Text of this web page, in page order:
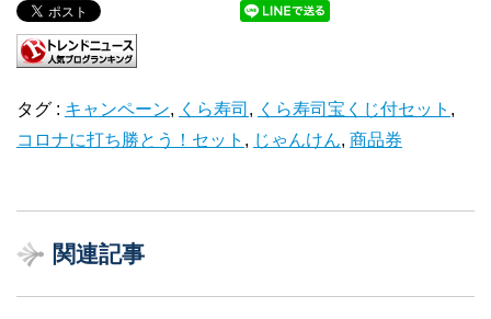
タグ : キャンペーン, くら寿司 , くら寿司宝くじ付セット ,
コロナに打ち勝とう！セット , じゃんけん, 商品券
関連記事